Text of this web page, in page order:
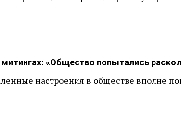
«Общество попытались
настроения в обществе вполне